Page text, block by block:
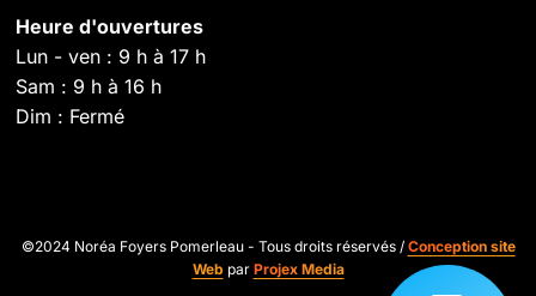
Heure d'ouvertures
Lun - ven : 9 h à 17 h
Sam : 9 h à 16 h
Dim : Fermé
©2024 Noréa Foyers Pomerleau - Tous droits réservés / Conception site
Web par Projex Media